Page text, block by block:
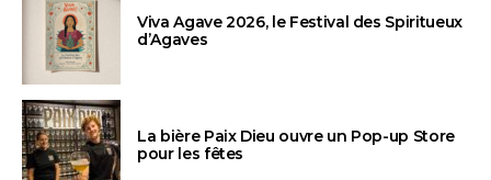
Viva Agave 2026, le Festival des Spiritueux
d’Agaves
La bière Paix Dieu ouvre un Pop-up Store
pour les fêtes